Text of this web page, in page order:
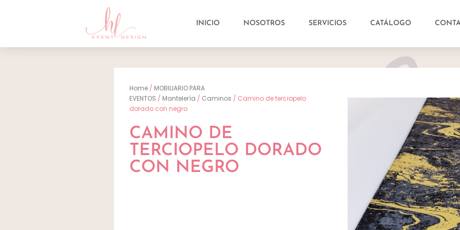
INICIO NOSOTROS SERVICIOS CATÁLOGO
Home / MOBILIARIO PARA
EVENTOS / Mantelería / Caminos / Camino de terciopelo
dorado con negro
CAMINO DE
TERCIOPELO DORADO
CON NEGRO